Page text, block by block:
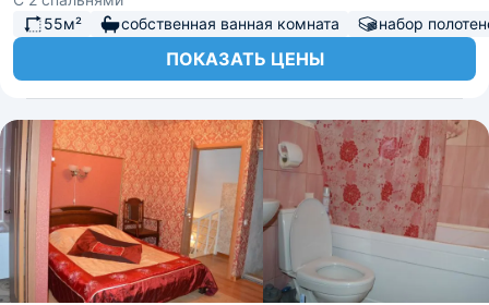
55м²
собственная ванная комната набор
ПОКАЗАТЬ ЦЕНЫ